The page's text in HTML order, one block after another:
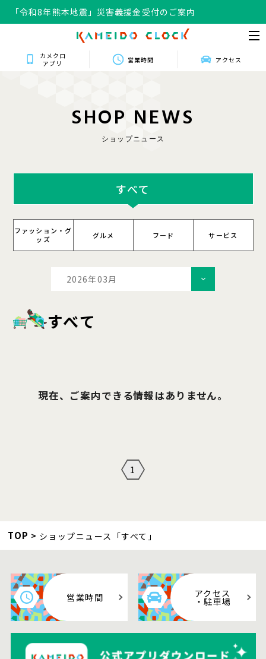
「令和8年熊本地震」災害義援金受付のご案内
カメクロ
アプリ
営業時間 アクセス
SHOP NEWS
ショップニュース
すべて
ファッション・グ
ッズ
グルメ フード サービス
2026年03月
すべて
現在、ご案内できる情報はありません。
1
TOP ショップニュース「すべて」
営業時間 アクセス
・駐車場